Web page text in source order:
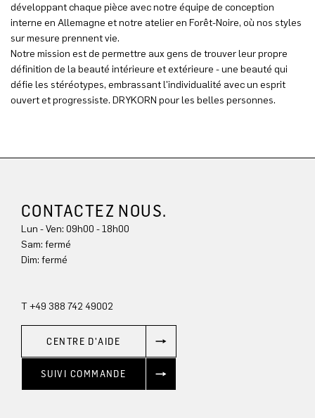
développant chaque pièce avec notre équipe de conception
interne en Allemagne et notre atelier en Forêt-Noire, où nos styles
sur mesure prennent vie.
Notre mission est de permettre aux gens de trouver leur propre
définition de la beauté intérieure et extérieure - une beauté qui
défie les stéréotypes, embrassant l'individualité avec un esprit
ouvert et progressiste. DRYKORN pour les belles personnes.
CONTACTEZ NOUS.
Lun - Ven: 09h00 - 18h00
Sam: fermé
Dim: fermé
T +49 388 742 49002
CENTRE D'AIDE
SUIVI COMMANDE